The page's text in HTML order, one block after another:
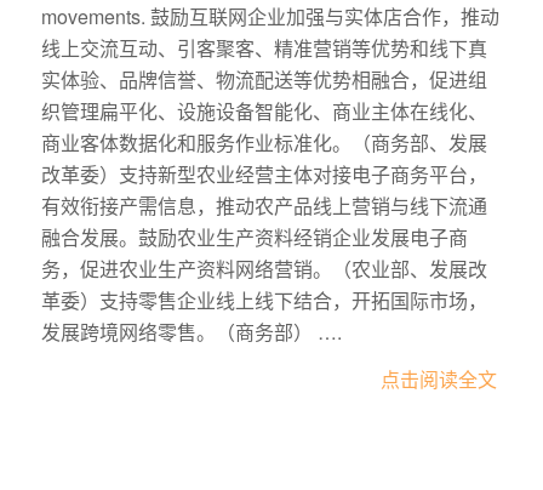
movements. 鼓励互联网企业加强与实体店合作，推动
线上交流互动、引客聚客、精准营销等优势和线下真
实体验、品牌信誉、物流配送等优势相融合，促进组
织管理扁平化、设施设备智能化、商业主体在线化、
商业客体数据化和服务作业标准化。（商务部、发展
改革委）支持新型农业经营主体对接电子商务平台，
有效衔接产需信息，推动农产品线上营销与线下流通
融合发展。鼓励农业生产资料经销企业发展电子商
务，促进农业生产资料网络营销。（农业部、发展改
革委）支持零售企业线上线下结合，开拓国际市场，
发展跨境网络零售。（商务部） ….
点击阅读全文